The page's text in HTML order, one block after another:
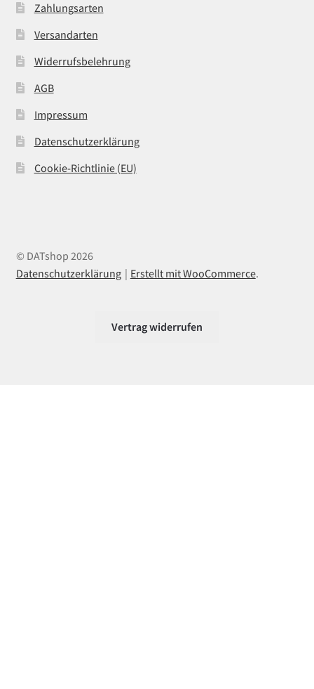
Zahlungsarten
Versandarten
Widerrufsbelehrung
AGB
Impressum
Datenschutzerklärung
Cookie-Richtlinie (EU)
© DATshop 2026
Datenschutzerklärung
Erstellt mit WooCommerce.
Vertrag widerrufen